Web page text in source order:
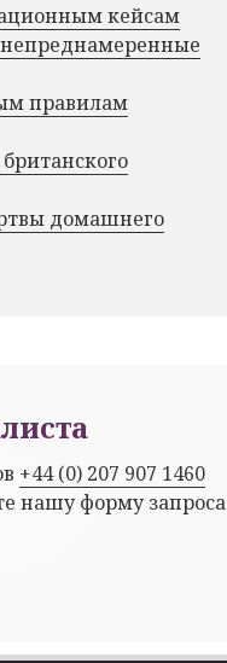
кейсам
правилам
домашнего
+44 (0) 207 907 1460
нашу форму запроса